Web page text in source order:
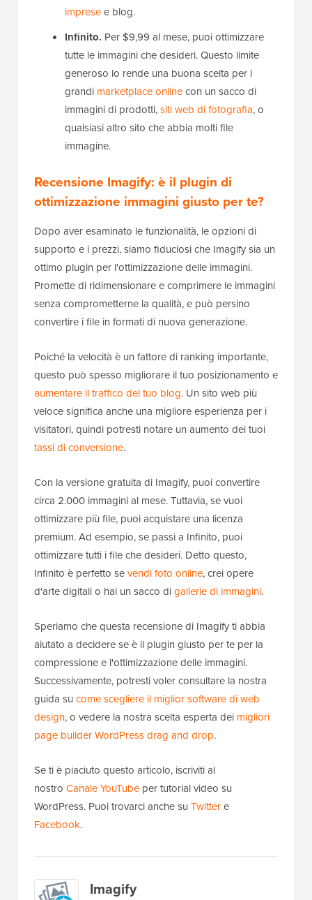
impresee blog.
Infinito. Per $9,99 al mese, puoi ottimizzare
tutte le immagini che desideri. Questo limite
generoso lo rende una buona scelta per i
grandi marketplace onlinecon un sacco di
immagini di prodotti,siti web di fotografia, o
qualsiasi altro sito che abbia molti file
immagine.
Recensione Imagify: è il plugin di
ottimizzazione immagini giusto per te?
Dopo aver esaminato le funzionalità, le opzioni di
supporto e i prezzi, siamo fiduciosi che Imagify sia un
ottimo plugin per l'ottimizzazione delle immagini.
Promette di ridimensionare e comprimere le immagini
senza comprometterne la qualità, e può persino
convertire i file in formati di nuova generazione.
Poiché la velocità è un fattore di ranking importante,
questo può spesso migliorare il tuo posizionamento e
aumentare il traffico del tuo blog. Un sito web più
veloce significa anche una migliore esperienza per i
visitatori, quindi potresti notare un aumento dei tuoi
tassi di conversione.
Con la versione gratuita di Imagify, puoi convertire
circa 2.000 immagini al mese. Tuttavia, se vuoi
ottimizzare più file, puoi acquistare una licenza
premium. Ad esempio, se passi a Infinito, puoi
ottimizzare tutti i file che desideri. Detto questo,
Infinito è perfetto sevendi foto online, crei opere
d'arte digitali o hai un sacco digallerie di immagini.
Speriamo che questa recensione di Imagify ti abbia
aiutato a decidere se è il plugin giusto per te per la
compressione e l'ottimizzazione delle immagini.
Successivamente, potresti voler consultare la nostra
guida su come scegliere il miglior software di web
design, o vedere la nostra scelta esperta dei migliori
page builder WordPress drag and drop.
Se ti è piaciuto questo articolo, iscriviti al
nostro Canale YouTube per tutorial video su
WordPress. Puoi trovarci anche su Twittere
Facebook.
Imagify